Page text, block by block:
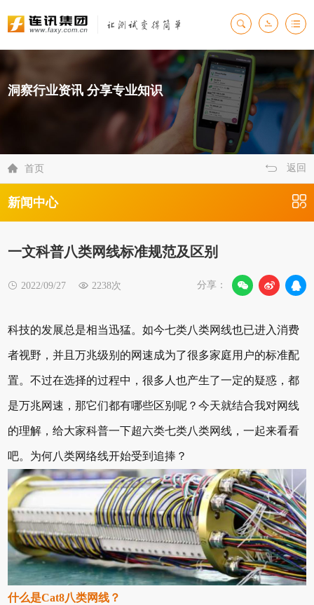
洞察行业资讯 分享专业知识
 首页 返回
新闻中心
一文科普八类网线标准规范及区别
 2022/09/27  2238次 分享：
科技的发展总是相当迅猛。如今七类八类网线也已进入消费
者视野，并且万兆级别的网速成为了很多家庭用户的标准配
置。不过在选择的过程中，很多人也产生了一定的疑惑，都
是万兆网速，那它们都有哪些区别呢？今天就结合我对网线
的理解，给大家科普一下超六类七类八类网线，一起来看看
吧。为何八类网络线开始受到追捧？
什么是Cat8八类网线？